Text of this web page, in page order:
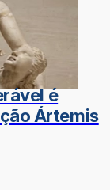
é
Ártemis